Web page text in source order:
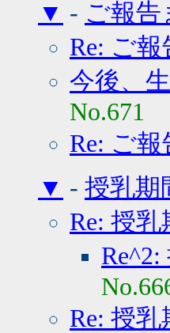
▼ - ご報告
Re: ご
今後、
No.671
Re: ご
▼ - 授乳期
Re: 授
Re: 授